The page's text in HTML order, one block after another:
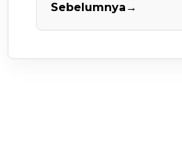
Sebelumnya →